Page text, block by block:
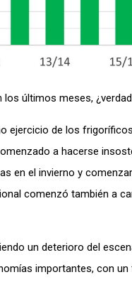
últimos meses,
ejercicio de los
a hacerse
en el invierno y
comenzó también a
un deterioro del
importantes, con